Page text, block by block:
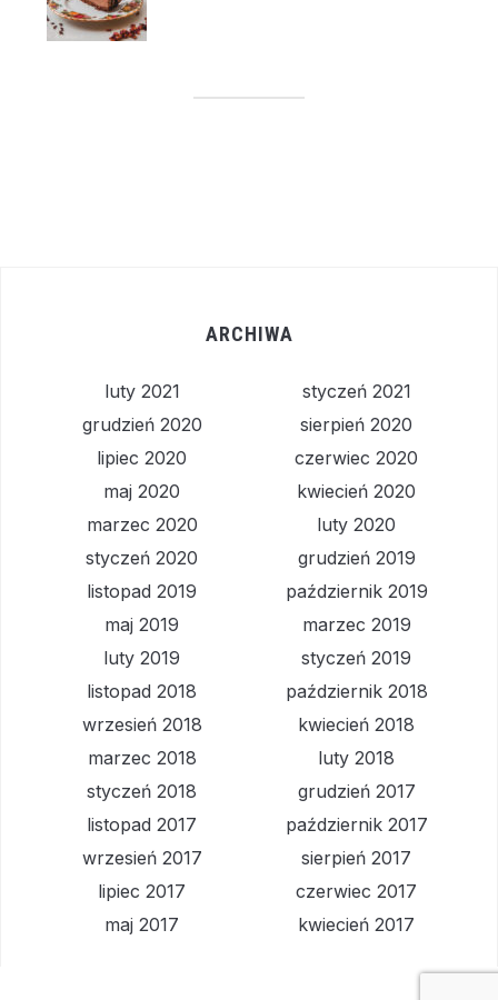
ARCHIWA
luty 2021
styczeń 2021
grudzień 2020
sierpień 2020
lipiec 2020
czerwiec 2020
maj 2020
kwiecień 2020
marzec 2020
luty 2020
styczeń 2020
grudzień 2019
listopad 2019
październik 2019
maj 2019
marzec 2019
luty 2019
styczeń 2019
listopad 2018
październik 2018
wrzesień 2018
kwiecień 2018
marzec 2018
luty 2018
styczeń 2018
grudzień 2017
listopad 2017
październik 2017
wrzesień 2017
sierpień 2017
lipiec 2017
czerwiec 2017
maj 2017
kwiecień 2017